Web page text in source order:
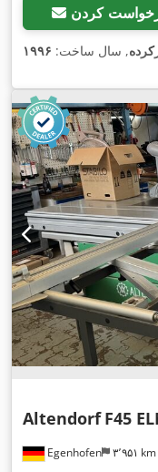
کردن
, سال ساخت: ۱۹۹۶
Egenhofen ۳٬۹۵۱ km
Altendorf F45